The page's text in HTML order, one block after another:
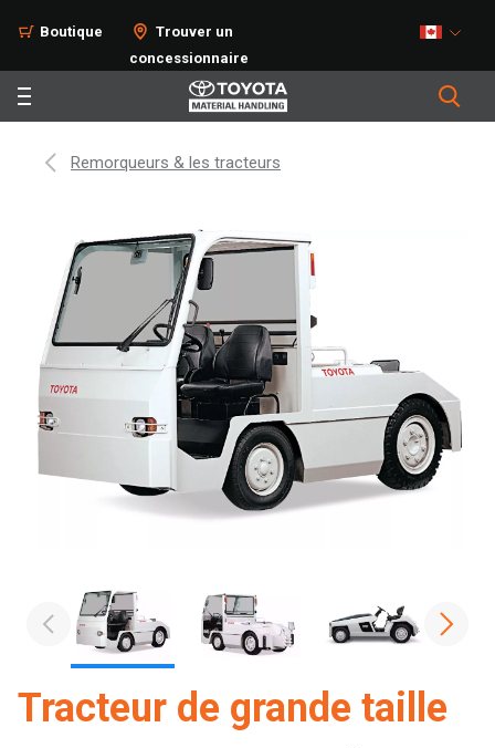
Boutique
Trouver un
concessionnaire
Remorqueurs & les tracteurs
Tracteur de grande taille